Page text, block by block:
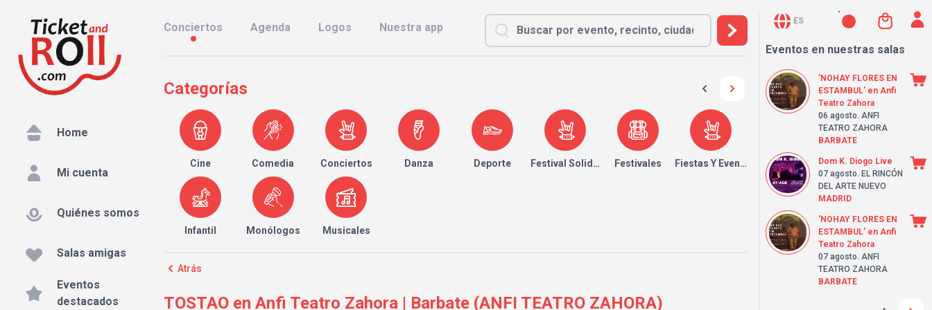
Home
Mi cuenta
Quiénes somos
Salas amigas
Eventos
destacados
Conciertos Agenda Logos Nuestra app
Categorías
Cine Comedia Conciertos Danza Deporte Festival Solidario Festivales Fiestas Y Eventos
Infantil Monólogos Musicales
Atrás
TOSTAO en Anfi Teatro Zahora | Barbate (ANFI TEATRO ZAHORA)
ES
Eventos en nuestras salas
'NOHAY FLORES EN
ESTAMBUL' en Anfi
Teatro Zahora
06 agosto. ANFI
TEATRO ZAHORA
BARBATE
Dom K. Diogo Live
07 agosto. EL RINCÓN
DEL ARTE NUEVO
MADRID
'NOHAY FLORES EN
ESTAMBUL' en Anfi
Teatro Zahora
07 agosto. ANFI
TEATRO ZAHORA
BARBATE